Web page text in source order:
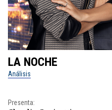
LA NOCHE
Análisis
Presenta: